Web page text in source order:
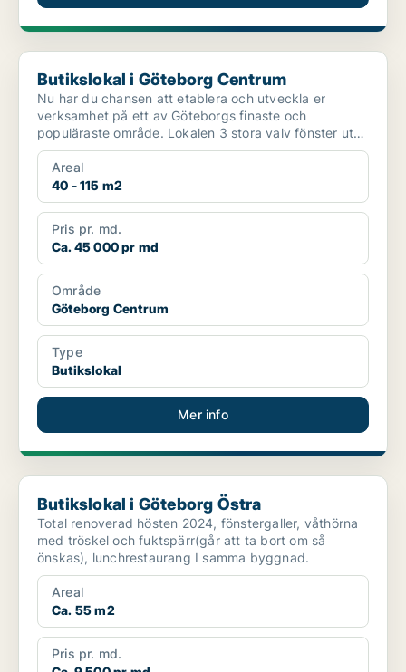
Butikslokal i Göteborg Centrum
Butikslokal i Göteborg Centrum
Nu har du chansen att etablera och utveckla er
verksamhet på ett av Göteborgs finaste och
populäraste område. Lokalen 3 stora valv fönster ut
mot gatan, lash...
Areal
40 - 115 m2
Pris pr. md.
Ca. 45 000 pr md
Område
Göteborg Centrum
Type
Butikslokal
Mer info
Butikslokal i Göteborg Östra
Butikslokal i Göteborg Östra
Total renoverad hösten 2024, fönstergaller, våthörna
med tröskel och fuktspärr(går att ta bort om så
önskas), lunchrestaurang I samma byggnad.
Areal
Ca. 55 m2
Pris pr. md.